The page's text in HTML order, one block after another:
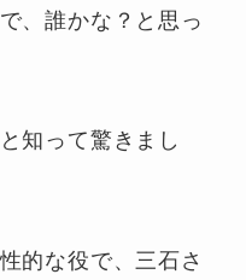
、誰かな？と思っ
知って驚きまし
的な役で、三石さ